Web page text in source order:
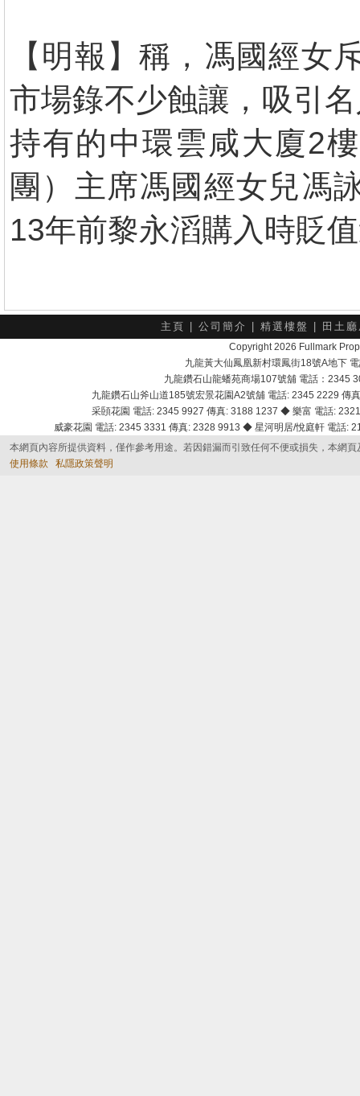
【明報】稱，馮國經女
市場錄不少蝕讓，吸引
持有的中環雲咸大廈2
團）主席馮國經女兒馮
13年前黎永滔購入時貶
主頁 公司簡介 精選樓盤 田土
Copyright 2026 Fullmark
九龍黃大仙鳳凰新村環鳳街18號A地下
九龍鑽石山龍蟠苑商場107號舖 電話：2345
九龍鑽石山斧山道185號宏景花園A2號舖 電話: 2345 2229
采頣花園 電話: 2345 9927 傳真: 3188 1237 ◆ 樂富 電話:
威豪花園 電話: 2345 3331 傳真: 2328 9913 ◆ 星河明居/悅庭軒 電話
本網頁內容所提供資料，僅作參考用途。若因錯漏而引致任何不便或損失，本網
使用條款
私隱政策聲明